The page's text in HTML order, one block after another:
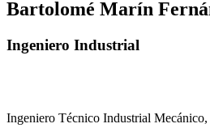
Bartolomé Marín
Ingeniero Industrial
Ingeniero Técnico Industrial Mecánico,